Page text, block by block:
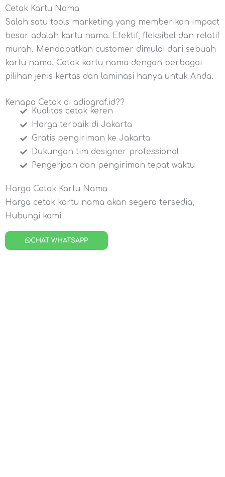
Cetak Kartu Nama
Salah satu tools marketing yang memberikan impact
besar adalah kartu nama. Efektif, fleksibel dan relatif
murah. Mendapatkan customer dimulai dari sebuah
kartu nama. Cetak kartu nama dengan berbagai
pilihan jenis kertas dan laminasi hanya untuk Anda.
Kenapa Cetak di adiograf.id??
Kualitas cetak keren
Harga terbaik di Jakarta
Gratis pengiriman ke Jakarta
Dukungan tim designer professional
Pengerjaan dan pengiriman tepat waktu
Harga Cetak Kartu Nama
Harga cetak kartu nama akan segera tersedia,
Hubungi kami
CHAT WHATSAPP